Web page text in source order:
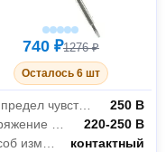
740 ₽1276 ₽
Осталось 6 шт
Max предел чувствительности
250 В
Напряжение питания
220-250 В
контактный